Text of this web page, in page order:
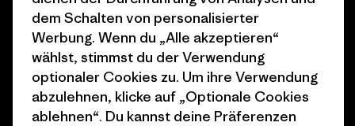
Wie wir finanzieren
Geschenkgutscheine
Stores in deiner Nähe
Affiliate-Programm
Patagonia Schweiz
Seitenverzeichnis
dem Schalten von personalisierter
Werbung. Wenn du „Alle akzeptieren“
wählst, stimmst du der Verwendung
optionaler Cookies zu. Um ihre Verwendung
abzulehnen, klicke auf „Optionale Cookies
ablehnen“. Du kannst deine Präferenzen